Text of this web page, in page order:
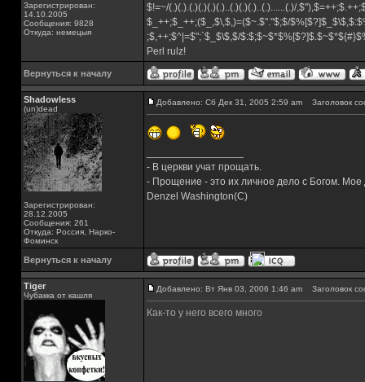
Зарегистрирован:
14.10.2005
Сообщения: 9828
Откуда: немецыя
$!=~/(.)(.).(.)(.)(.)(.)..(.)(.)(.)..(.)......(.)/
$_++;$_++;($_,$\,$,)=($~.$"."$;$/
;$,++;$^|=$";`$_$\$,$/
Perl rulz!
Вернуться к началу
Shadowless
(un)dead
Зарегистрирован:
28.12.2005
Сообщения: 261
Откуда: Россия, Нарко-
Фоминск
Добавлено: Сб Дек 31, 2005 2:59 am Заголовок
- В церкви учат прощать.
- Прощение - это их личное дело с Богом. Мое
Denzel Washington(C)
Вернуться к началу
Tiger
Чубакка от кашля
Добавлено: Вт Янв 03, 2006 1:46 am Заголовок
Как-то у него всего много